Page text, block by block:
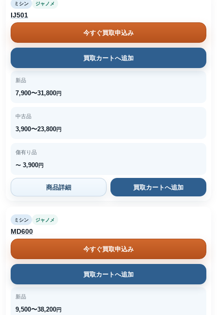
ミシン ジャノメ
IJ501
今すぐ買取申込み
買取カートへ追加
新品
7,900〜31,800円
中古品
3,900〜23,800円
傷有り品
〜 3,900円
商品詳細 買取カートへ追加
ミシン ジャノメ
MD600
今すぐ買取申込み
買取カートへ追加
新品
9,500〜38,200円